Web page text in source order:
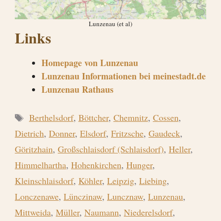
Lunzenau (et al)
Links
Homepage von Lunzenau
Lunzenau Informationen bei meinestadt.de
Lunzenau Rathaus
Schlagwörter
Berthelsdorf, Böttcher, Chemnitz, Cossen,
Dietrich, Donner, Elsdorf, Fritzsche, Gaudeck,
Göritzhain, Großschlaisdorf (Schlaisdorf), Heller,
Himmelhartha, Hohenkirchen, Hunger,
Kleinschlaisdorf, Köhler, Leipzig, Liebing,
Lonczenawe, Lünczinaw, Luncznaw, Lunzenau,
Mittweida, Müller, Naumann, Niederelsdorf,